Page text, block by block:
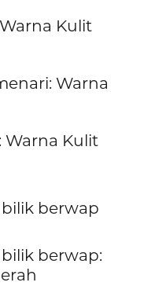
Kulit
Warna
Warna Kulit
berwap
berwap: